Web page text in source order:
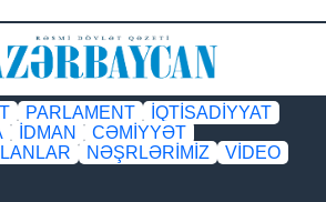
ilə bağlı tədbirlər haqqında"
Prezidentinin 2006-cı il 28
Fərmanında dəyişikliklər
cü il 20 fevral tarixli 111 nömrəli
edilməsi haqqında" Azərbaycan
PARLAMENT
İQTİSADİYYAT
İDMAN
CƏMİYYƏT
NƏŞRLƏRİMİZ
VİDEO